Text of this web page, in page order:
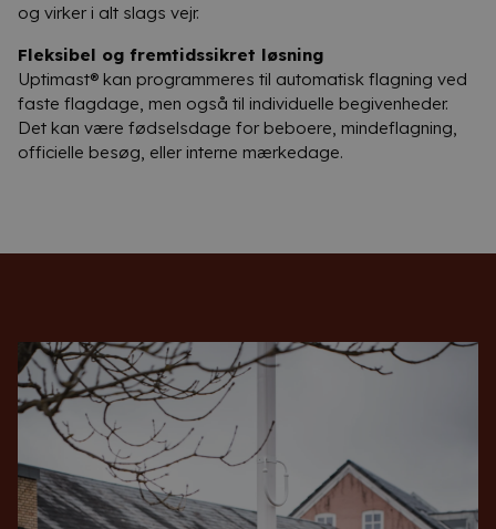
og virker i alt slags vejr.
Fleksibel og fremtidssikret løsning
Uptimast® kan programmeres til automatisk flagning ved
faste flagdage, men også til individuelle begivenheder.
Det kan være fødselsdage for beboere, mindeflagning,
officielle besøg, eller interne mærkedage.